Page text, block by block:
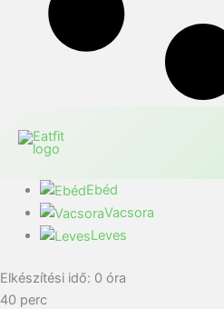
Ebéd
Vacsora
Leves
Elkészítési idő: 0 óra
40 perc